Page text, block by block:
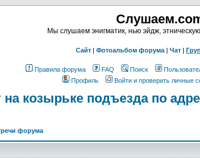
Мы слушаем энигматик, нью эйдж,
Сайт | Фотоальбом форума | Чат |
Правила форума FAQ Поиск
Профиль
Войти и проверить личные
козырьке подъезда по
форума